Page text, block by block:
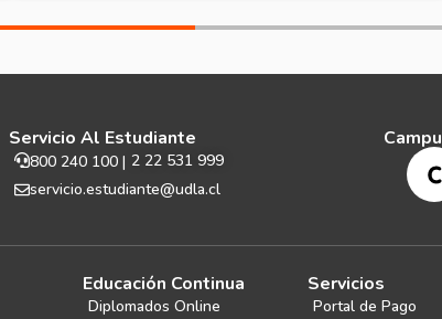
Servicio Al Estudiante
800 240 100 | 2 22 531 999
servicio.estudiante@udla.cl
Educación Continua
Diplomados Online
Servicios
Portal de Pago